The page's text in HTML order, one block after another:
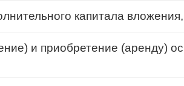
капитала
и приобретение (аренду)